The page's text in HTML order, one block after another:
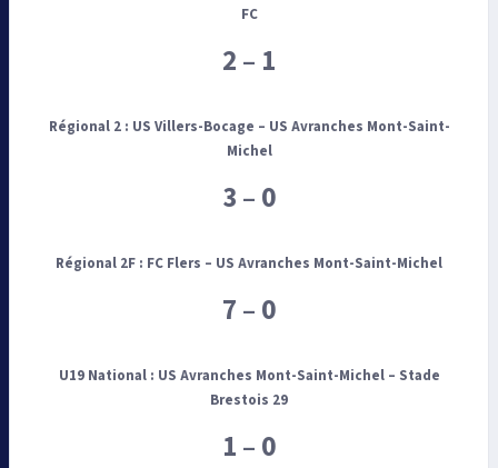
FC
2 – 1
Régional 2 : US Villers-Bocage – US Avranches Mont-Saint-
Michel
3 – 0
Régional 2F : FC Flers – US Avranches Mont-Saint-Michel
7 – 0
U19 National : US Avranches Mont-Saint-Michel– Stade
Brestois 29
1 – 0